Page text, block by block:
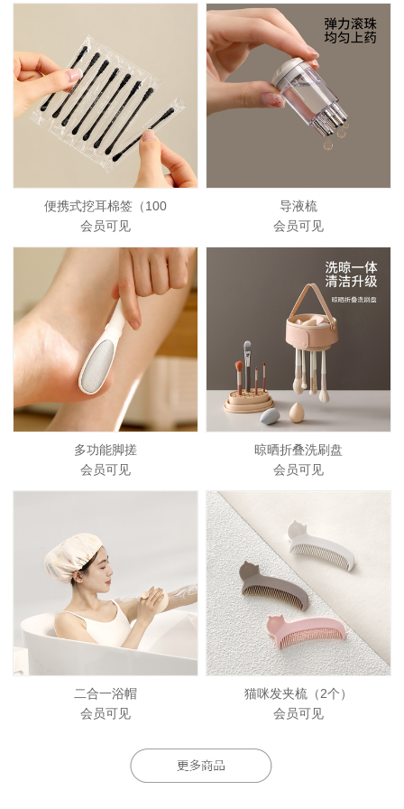
便携式挖耳棉签（100
会员可见
导液梳
会员可见
多功能脚搓
会员可见
晾晒折叠洗刷盘
会员可见
二合一浴帽
会员可见
猫咪发夹梳（2个）
会员可见